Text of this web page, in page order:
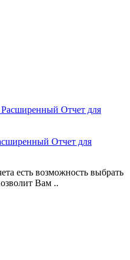
Отчет для
есть возможность выбрать
Вам ..